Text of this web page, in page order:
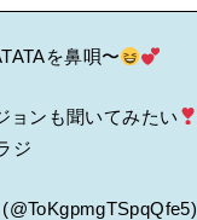
を鼻唄〜
ョンも聞いてみたい
ジ